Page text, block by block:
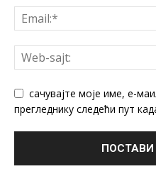
сачувајте моје име, е-
прегледнику следећи пут